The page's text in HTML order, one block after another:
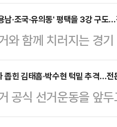
어민주당 …
.21일 지역 정가에
방향을 선명하게 드러
위원회 출범식에서
…
대구시장 후보와 추
터 출정식과 새벽 일
투표(29~30일)까지
간의 공식 선거운동
. 후보 등록(14~15
·조국·유의동' 평택을 3강 구도
와 함께 치러지는 경
, 조국 조국혁신당
혁신 후보, 김재연
다. 최근 여론조사에
의동 후보가 오차범위
좁힌 김태흠·박수현 턱밑 추격…
공식 선거운동을 앞
불어민주당 후보의 우